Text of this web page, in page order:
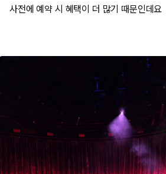
사전에 예약 시 혜택이 더 많기 때문인데요